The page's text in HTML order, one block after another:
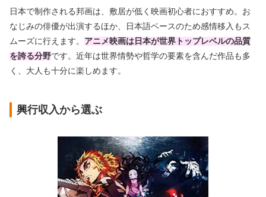
日本で制作される邦画は、敷居が低く映画初心者におすすめ。お
なじみの俳優が出演するほか、日本語ベースのため感情移入もス
ムーズに行えます。 アニメ映画は日本が世界トップレベルの品質
を誇る分野です。近年は世界情勢や哲学の要素を含んだ作品も多
く、大人も十分に楽しめます。
興行収入から選ぶ